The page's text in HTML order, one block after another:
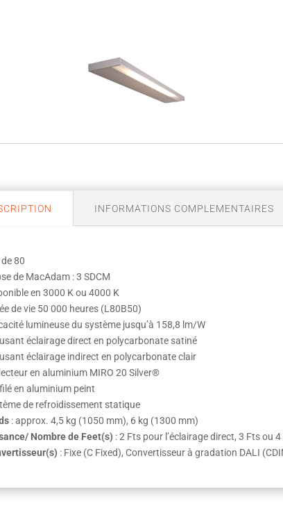
INFORMATIONS COMPLEMENTAIRES
de 80
de MacAdam : 3 SDCM
en 3000 K ou 4000 K
de vie 50 000 heures (L80B50)
lumineuse du système jusqu’à 158,8 lm/W
éclairage direct en polycarbonate satiné
éclairage indirect en polycarbonate clair
en aluminium MIRO 20 Silver®
en aluminium peint
de refroidissement statique
: approx. 4,5 kg (1050 mm), 6 kg (1300 mm)
Nombre de Feet(s) : 2 Fts pour l’éclairage direct, 3 Fts ou
: Fixe (C Fixed), Convertisseur à gradation DALI